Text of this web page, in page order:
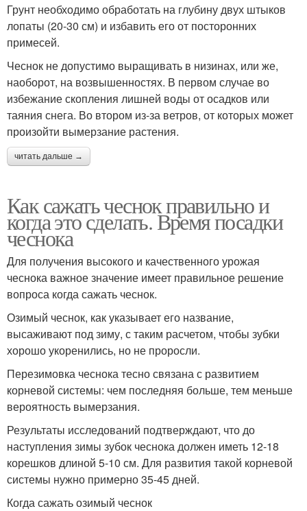
Грунт необходимо обработать на глубину двух штыков
лопаты (20-30 см) и избавить его от посторонних
примесей.
Чеснок не допустимо выращивать в низинах, или же,
наоборот, на возвышенностях. В первом случае во
избежание скопления лишней воды от осадков или
таяния снега. Во втором из-за ветров, от которых может
произойти вымерзание растения.
читать дальше →
Как сажать чеснок правильно и
когда это сделать. Время посадки
чеснока
Для получения высокого и качественного урожая
чеснока важное значение имеет правильное решение
вопроса когда сажать чеснок.
Озимый чеснок, как указывает его название,
высаживают под зиму, с таким расчетом, чтобы зубки
хорошо укоренились, но не проросли.
Перезимовка чеснока тесно связана с развитием
корневой системы: чем последняя больше, тем меньше
вероятность вымерзания.
Результаты исследований подтверждают, что до
наступления зимы зубок чеснока должен иметь 12-18
корешков длиной 5-10 см. Для развития такой корневой
системы нужно примерно 35-45 дней.
Когда сажать озимый чеснок